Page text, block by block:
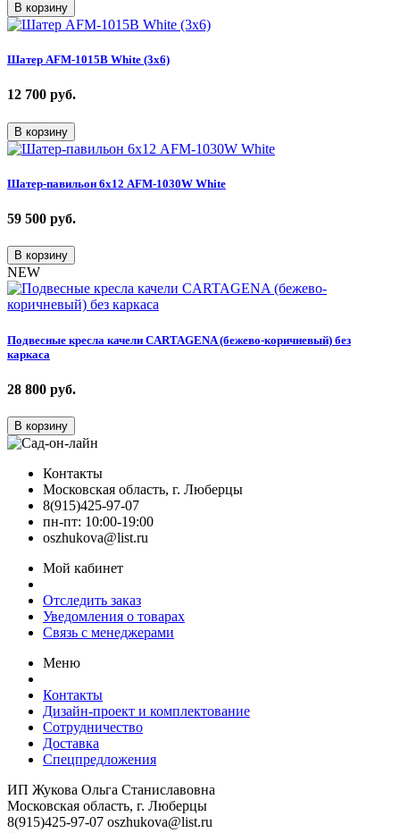
В корзину
Шатер AFM-1015B White (3х6)
12 700 руб.
В корзину
Шатер-павильон 6х12 AFM-1030W White
59 500 руб.
В корзину
NEW
Подвесные кресла качели CARTAGENA (бежево-коричневый) без
каркаса
28 800 руб.
В корзину
Контакты
Московская область, г. Люберцы
8(915)425-97-07
пн-пт: 10:00-19:00
oszhukova@list.ru
Мой кабинет
Отследить заказ
Уведомления о товарах
Связь с менеджерами
Меню
Контакты
Дизайн-проект и комплектование
Сотрудничество
Доставка
Спецпредложения
ИП Жукова Ольга Станиславовна
Московская область, г. Люберцы
8(915)425-97-07 oszhukova@list.ru